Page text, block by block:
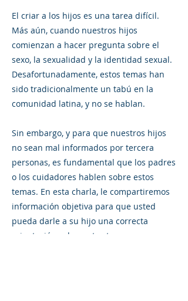
El criar a los hijos es una tarea difícil.
Más aún, cuando nuestros hijos
comienzan a hacer pregunta sobre el
sexo, la sexualidad y la identidad sexual.
Desafortunadamente, estos temas han
sido tradicionalmente un tabú en la
comunidad latina, y no se hablan.
Sin embargo, y para que nuestros hijos
no sean mal informados por tercera
personas, es fundamental que los padres
o los cuidadores hablen sobre estos
temas. En esta charla, le compartiremos
información objetiva para que usted
pueda darle a su hijo una correcta
orientación sobre estos temas.